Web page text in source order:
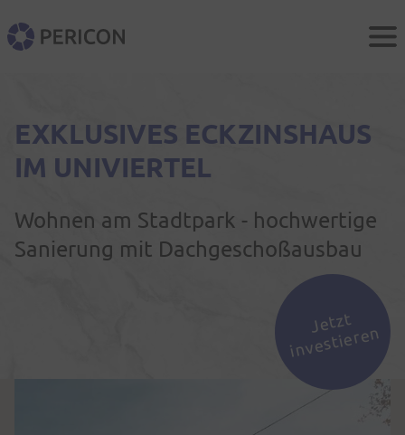
EXKLUSIVES ECKZINSHAUS
IM UNIVIERTEL
Wohnen am Stadtpark - hochwertige
Sanierung mit Dachgeschoßausbau
J
etzt
i
n
v
esti
er
e
n